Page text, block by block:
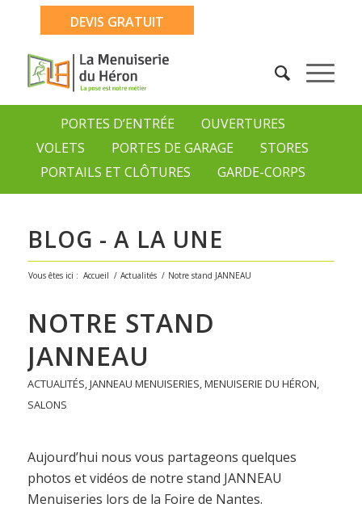
DEVIS GRATUIT
PORTES D’ENTRÉE
OUVERTURES
VOLETS
PORTES DE GARAGE
STORES
PORTAILS ET CLÔTURES
GARDE-CORPS
BLOG - A LA UNE
Vous êtes ici : Accueil / Actualités / Notre stand JANNEAU
NOTRE STAND
JANNEAU
ACTUALITÉS,JANNEAU MENUISERIES,MENUISERIE DU HÉRON,
SALONS
Aujourd’hui nous vous partageons quelques
photos et vidéos de notre stand JANNEAU
Menuiseries lors de la Foire de Nantes.